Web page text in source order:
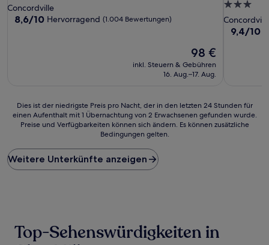
Sterne-
Unterkunft
Concordville
8.6
8,6/10 Hervorragend (1.004 Bewertungen)
Der
Preis
beträgt
98 €
inkl. Steuern & Gebühren
16. Aug.–17. Aug.
3.0-
Sterne-
9.4
9,4/10
Dies
ist
Preis
pro
Nacht,
24 Stunden
Dies ist der niedrigste Preis pro Nacht, der in den letzten 24 Stunden für
einen Aufenthalt mit 1 Übernachtung von 2 Erwachsenen gefunden wurde.
Preise und Verfügbarkeiten können sich ändern. Es können zusätzliche
Bedingungen gelten.
Weitere Unterkünfte anzeigen
Top-Sehenswürdigkeiten in